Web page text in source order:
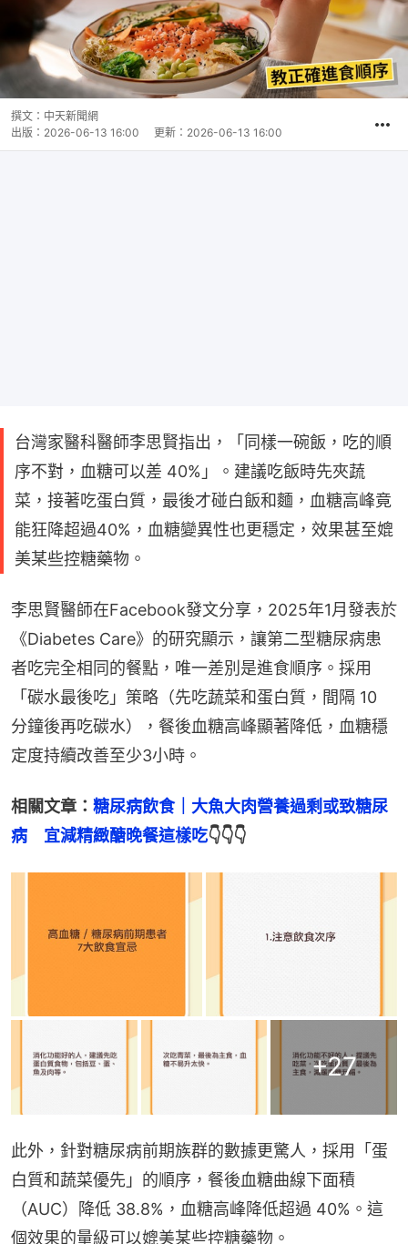
撰文： 中天新聞網
出版： 2026-06-13 16:00 更新： 2026-06-13 16:00
台灣家醫科醫師李思賢指出，「同樣一碗飯，吃的順
序不對，血糖可以差 40%」。建議吃飯時先夾蔬
菜，接著吃蛋白質，最後才碰白飯和麵，血糖高峰竟
能狂降超過40%，血糖變異性也更穩定，效果甚至媲
美某些控糖藥物。
李思賢醫師在Facebook發文分享，2025年1月發表於
《Diabetes Care》的研究顯示，讓第二型糖尿病患
者吃完全相同的餐點，唯一差別是進食順序。採用
「碳水最後吃」策略（先吃蔬菜和蛋白質，間隔 10
分鐘後再吃碳水），餐後血糖高峰顯著降低，血糖穩
定度持續改善至少3小時。
相關文章： 糖尿病飲食｜大魚大肉營養過剩或致糖尿
病　宜減精緻醣晚餐這樣吃👇👇👇
+27
此外，針對糖尿病前期族群的數據更驚人，採用「蛋
白質和蔬菜優先」的順序，餐後血糖曲線下面積
（AUC）降低 38.8%，血糖高峰降低超過 40%。這
個效果的量級可以媲美某些控糖藥物。